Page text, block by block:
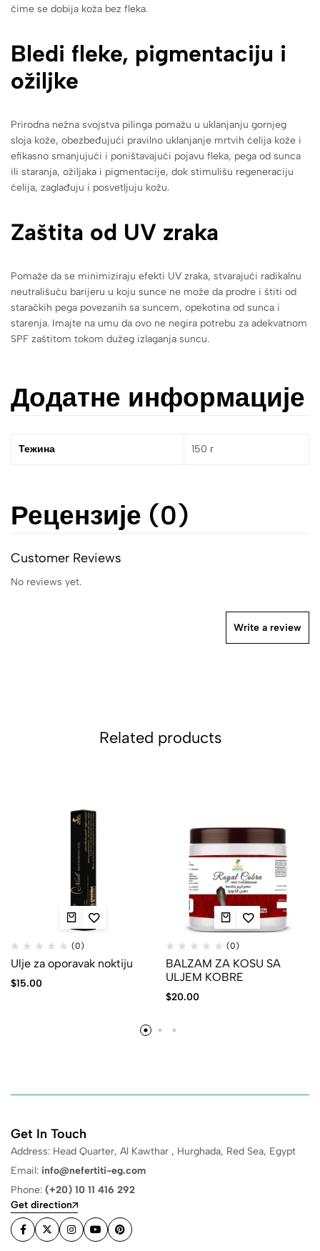
čime se dobija koža bez fleka.
Bledi fleke, pigmentaciju i
ožiljke
Prirodna nežna svojstva pilinga pomažu u uklanjanju gornjeg
sloja kože, obezbeđujući pravilno uklanjanje mrtvih ćelija kože i
efikasno smanjujući i poništavajući pojavu fleka, pega od sunca
ili staranja, ožiljaka i pigmentacije, dok stimulišu regeneraciju
ćelija, zaglađuju i posvetljuju kožu.
Zaštita od UV zraka
Pomaže da se minimiziraju efekti UV zraka, stvarajući radikalnu
neutrališuću barijeru u koju sunce ne može da prodre i štiti od
staračkih pega povezanih sa suncem, opekotina od sunca i
starenja. Imajte na umu da ovo ne negira potrebu za adekvatnom
SPF zaštitom tokom dužeg izlaganja suncu.
Додатне информације
Тежина 150 г
Рецензије (0)
Customer Reviews
No reviews yet.
Write a review
Related products
(0)
Ulje za oporavak noktiju
$15.00
(0)
BALZAM ZA KOSU SA
ULJEM KOBRE
$20.00
Get In Touch
Address: Head Quarter, Al Kawthar , Hurghada, Red Sea, Egypt
Email: info@nefertiti-eg.com
Phone: (+20) 10 11 416 292
Get direction